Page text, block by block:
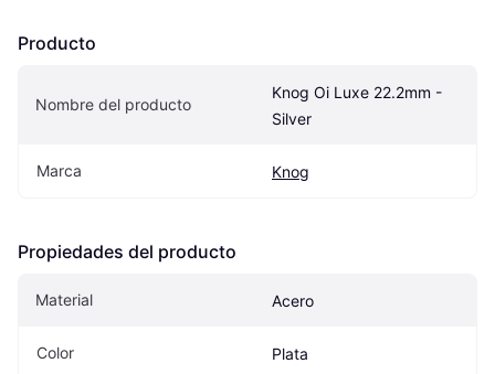
Producto
Nombre del producto
Knog Oi Luxe 22.2mm -
Silver
Marca Knog
Propiedades del producto
Material Acero
Color Plata